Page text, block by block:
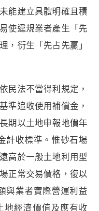
能建立具體明確且積
使違規業者產生「先
，衍生「先占先贏」
民法不當得利規定，
準追收使用補償金，
期以土地申報地價年
計收標準。惟砂石場
高於一般土地利用型
正常交易價格，復以
與業者實際營運利益
地經濟價值及應有收